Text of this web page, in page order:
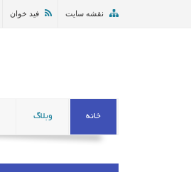
نقشه سایت فید خوان
خانه وبلاگ